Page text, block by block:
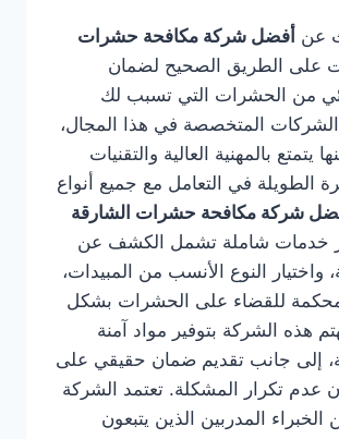
عن أفضل شركة مكافحة حشرات
على الطريق الصحيح لضمان
من الحشرات التي تسبب لك
الشركات المتخصصة في هذا المجال،
يتمتع بالمهنية العالية والتقنيات
الطويلة في التعامل مع جميع أنواع
شركة مكافحة حشرات الشارقة
خدمات شاملة تشمل الكشف عن
واختيار النوع الأنسب من المبيدات،
للقضاء على الحشرات بشكل
هذه الشركة بتوفير مواد آمنة
إلى جانب تقديم ضمان حقيقي على
عدم تكرار المشكلة. تعتمد الشركة
المدربين الذين يتبعون